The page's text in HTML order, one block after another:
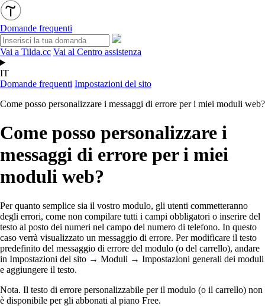
Domande frequenti
Vai a Tilda.cc Vai al Centro assistenza
IT
Domande frequenti Impostazioni del sito
Come posso personalizzare i messaggi di errore per i miei moduli web?
Come posso personalizzare i
messaggi di errore per i miei
moduli web?
Per quanto semplice sia il vostro modulo, gli utenti commetteranno
degli errori, come non compilare tutti i campi obbligatori o inserire del
testo al posto dei numeri nel campo del numero di telefono. In questo
caso verrà visualizzato un messaggio di errore. Per modificare il testo
predefinito del messaggio di errore del modulo (o del carrello), andare
in Impostazioni del sito → Moduli → Impostazioni generali dei moduli
e aggiungere il testo.
Nota. Il testo di errore personalizzabile per il modulo (o il carrello) non
è disponibile per gli abbonati al piano Free.